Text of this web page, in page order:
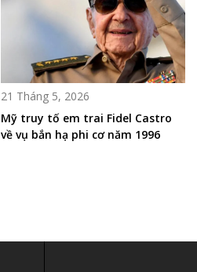
21 Tháng 5, 2026
Mỹ truy tố em trai Fidel Castro
về vụ bắn hạ phi cơ năm 1996